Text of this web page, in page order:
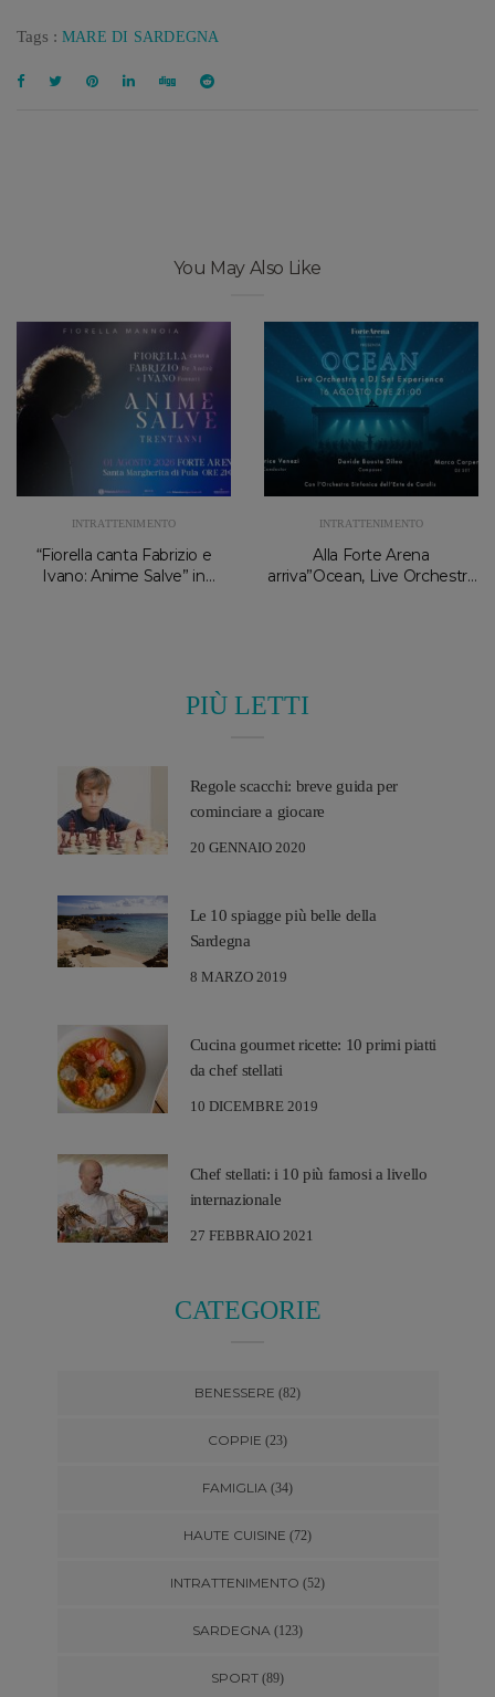
Tags : MARE DI SARDEGNA
You May Also Like
INTRATTENIMENTO
“Fiorella canta Fabrizio e
Ivano: Anime Salve” in
INTRATTENIMENTO
Alla Forte Arena
arriva”Ocean, Live Orchestra
PIÙ LETTI
Regole scacchi: breve guida per
cominciare a giocare
20 GENNAIO 2020
Le 10 spiagge più belle della
Sardegna
8 MARZO 2019
Cucina gourmet ricette: 10 primi piatti
da chef stellati
10 DICEMBRE 2019
Chef stellati: i 10 più famosi a livello
internazionale
27 FEBBRAIO 2021
CATEGORIE
BENESSERE (82)
COPPIE (23)
FAMIGLIA (34)
HAUTE CUISINE (72)
INTRATTENIMENTO (52)
SARDEGNA (123)
SPORT (89)